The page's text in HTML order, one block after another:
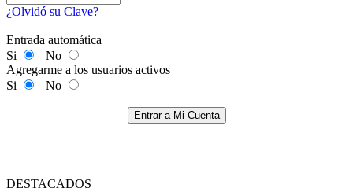
¿Olvidó su Clave?
Entrada automática
Si
No
Agregarme a los usuarios activos
Si
No
Entrar a Mi Cuenta
DESTACADOS